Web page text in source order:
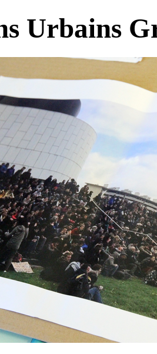
Urbains